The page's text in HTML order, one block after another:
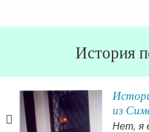
История
из
Нет, я